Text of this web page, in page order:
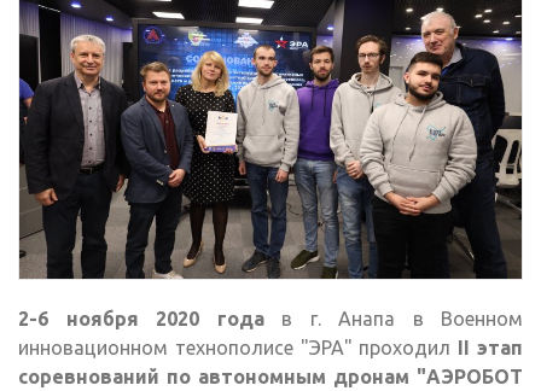
2-6 ноября 2020 года в г. Анапа в Военном
инновационном технополисе "ЭРА" проходил II этап
соревнований по автономным дронам "АЭРОБОТ